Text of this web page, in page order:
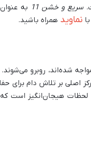
سریع و خشن 11
به
نماویدهمراه باشید.
شده‌اند، روبرو
اصلی بر تلاش دام برای
هیجان‌انگیز است